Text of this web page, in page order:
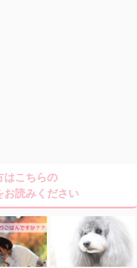
はこちらの
お読みください